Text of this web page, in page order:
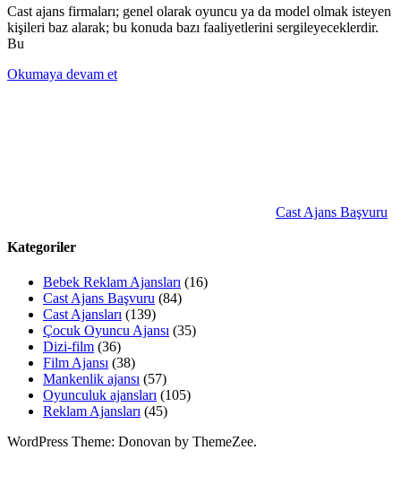
Cast ajans firmaları; genel olarak oyuncu ya da model olmak isteyen
kişileri baz alarak; bu konuda bazı faaliyetlerini sergileyeceklerdir.
Bu
Okumaya devam et
Cast Ajans Başvuru
Kategoriler
Bebek Reklam Ajansları (16)
Cast Ajans Başvuru (84)
Cast Ajansları (139)
Çocuk Oyuncu Ajansı (35)
Dizi-film (36)
Film Ajansı (38)
Mankenlik ajansı (57)
Oyunculuk ajansları (105)
Reklam Ajansları (45)
WordPress Theme: Donovan by ThemeZee.